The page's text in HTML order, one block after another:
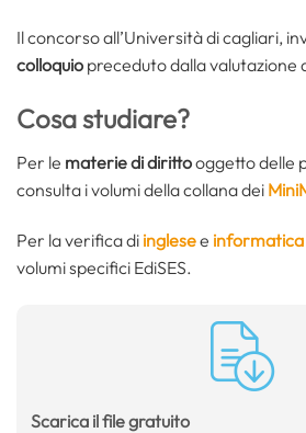
Il concorso all’Università di cagliari,
colloquio preceduto dalla valutazione
Cosa studiare?
Per le materie di dirittooggetto delle
consulta i volumi della collana dei
Per la verifica di inglesee informatica
volumi specifici EdiSES.
Scarica il file gratuito